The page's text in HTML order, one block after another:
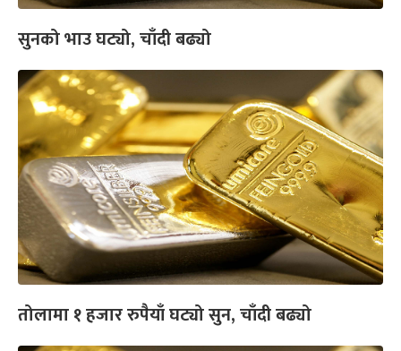
सुनको भाउ घट्यो, चाँदी बढ्यो
तोलामा १ हजार रुपैयाँ घट्यो सुन, चाँदी बढ्यो